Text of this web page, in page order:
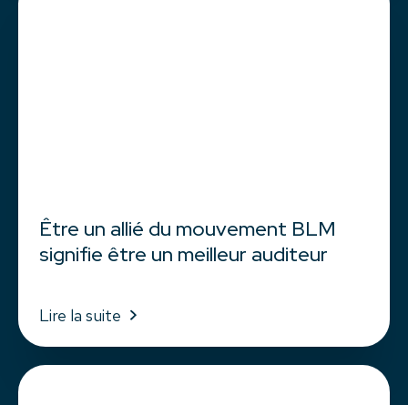
Être un allié du mouvement BLM
signifie être un meilleur auditeur
Lire la suite